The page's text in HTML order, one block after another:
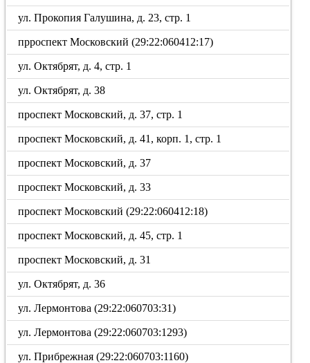
ул. Прокопия Галушина, д. 23, стр. 1
прроспект Московский (29:22:060412:17)
ул. Октябрят, д. 4, стр. 1
ул. Октябрят, д. 38
проспект Московский, д. 37, стр. 1
проспект Московский, д. 41, корп. 1, стр. 1
проспект Московский, д. 37
проспект Московский, д. 33
проспект Московский (29:22:060412:18)
проспект Московский, д. 45, стр. 1
проспект Московский, д. 31
ул. Октябрят, д. 36
ул. Лермонтова (29:22:060703:31)
ул. Лермонтова (29:22:060703:1293)
ул. Прибрежная (29:22:060703:1160)